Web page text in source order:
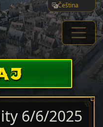
Čeština
6/6/2025